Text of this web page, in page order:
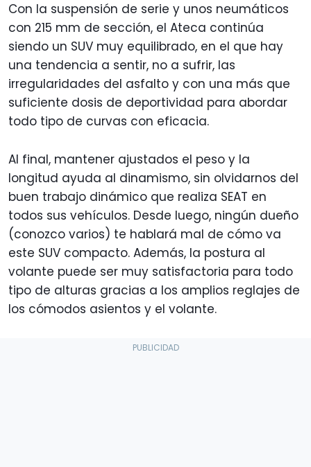
Con la suspensión de serie y unos neumáticos
con 215 mm de sección, el Ateca continúa
siendo un SUV muy equilibrado, en el que hay
una tendencia a sentir, no a sufrir, las
irregularidades del asfalto y con una más que
suficiente dosis de deportividad para abordar
todo tipo de curvas con eficacia.
Al final, mantener ajustados el peso y la
longitud ayuda al dinamismo, sin olvidarnos del
buen trabajo dinámico que realiza SEAT en
todos sus vehículos. Desde luego, ningún dueño
(conozco varios) te hablará mal de cómo va
este SUV compacto. Además, la postura al
volante puede ser muy satisfactoria para todo
tipo de alturas gracias a los amplios reglajes de
los cómodos asientos y el volante.